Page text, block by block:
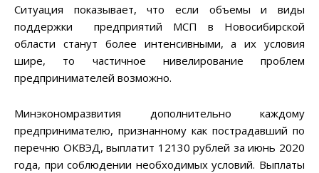
Ситуация показывает, что если объемы и виды
поддержки предприятий МСП в Новосибирской
области станут более интенсивными, а их условия
шире, то частичное нивелирование проблем
предпринимателей возможно.
Минэкономразвития дополнительно каждому
предпринимателю, признанному как пострадавший по
перечню ОКВЭД, выплатит 12130 рублей за июнь 2020
года, при соблюдении необходимых условий. Выплаты